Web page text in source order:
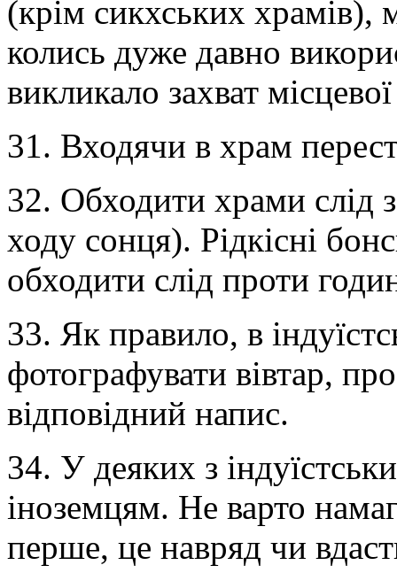
(крім сикхських
колись дуже давно
викликало захват
31. Входячи в храм
32. Обходити храми слід
ходу сонця). Рідкісні
обходити слід проти
33. Як правило, в
фотографувати вівтар,
відповідний напис.
34. У деяких з
іноземцям. Не варто
перше, це навряд чи